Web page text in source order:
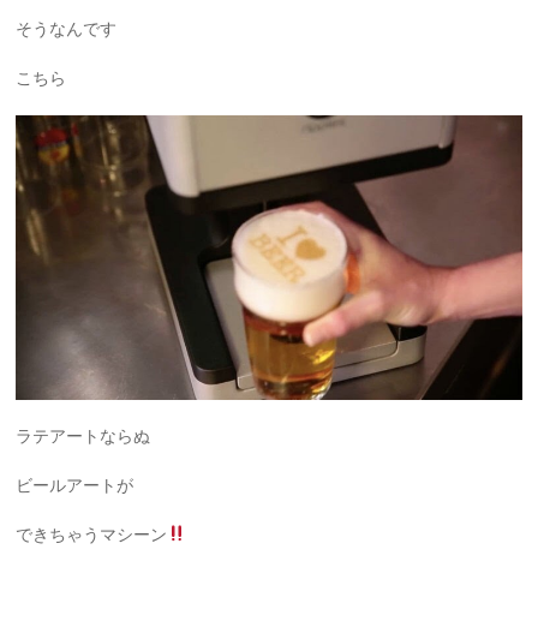
そうなんです
こちら
ラテアートならぬ
ビールアートが
できちゃうマシーン